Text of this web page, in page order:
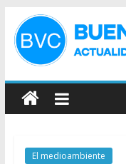
El medioambiente